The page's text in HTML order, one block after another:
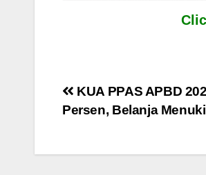
Post
navigation
KUA PPAS APBD
Persen, Belanja